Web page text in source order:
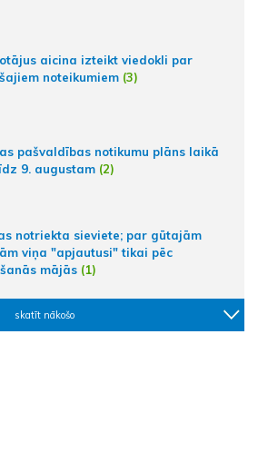
aicina izteikt viedokli par
noteikumiem (3)
pašvaldības notikumu plāns laikā
9. augustam (2)
notriekta sieviete; par gūtajām
viņa "apjautusi" tikai pēc
mājās (1)
skatīt nākošo